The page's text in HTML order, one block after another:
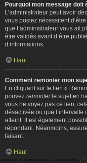
Pourquoi mon message doit
L’administrateur peut avoir
vous postez nécessitent
que l’administrateur vous ait
être validés avant d’être
d’informations.
Haut
Comment remonter mon
En cliquant sur le lien «
pouvez remonterle sujet en
vous ne voyez pas ce lien,
désactivée ou que l’intervalle
atteint. Il est également
répondant. Néanmoins,
faisant.
Haut